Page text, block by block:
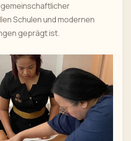
Schulen und modernen
geprägt ist.